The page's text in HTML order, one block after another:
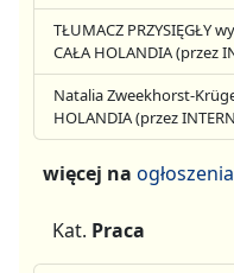
TŁUMACZ PRZYSIĘGŁY
CAŁA HOLANDIA (przez
Natalia Zweekhorst-
HOLANDIA (przez
więcej na
Kat. Praca